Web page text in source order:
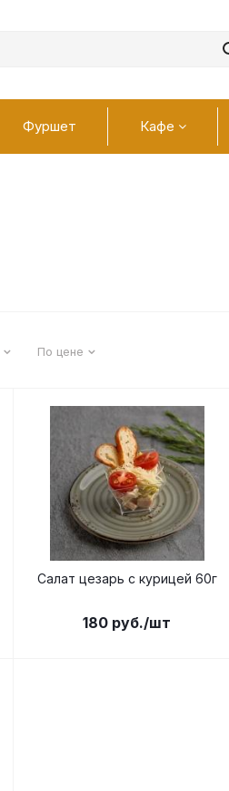
Фуршет Кафе
По цене
Салат цезарь с курицей 60г
180 руб./шт